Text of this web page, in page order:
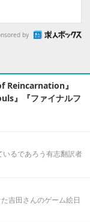
by
Reincarnation』
』『ファイナルフ
いるであろう有志翻訳者
吉田さんのゲーム絵日